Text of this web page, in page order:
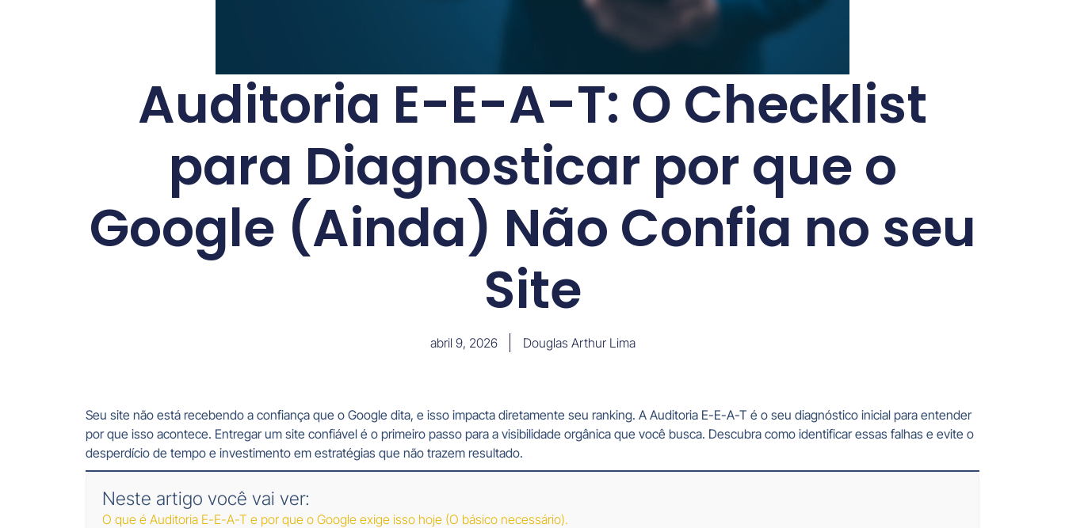
Auditoria E-E-A-T: O Checklist
para Diagnosticar por que o
Google (Ainda) Não Confia no seu
Site
abril 9, 2026 Douglas Arthur Lima
Seu site não está recebendo a confiança que o Google dita, e isso impacta diretamente seu ranking. A Auditoria E-E-A-T é o seu diagnóstico inicial para entender
por que isso acontece. Entregar um site confiável é o primeiro passo para a visibilidade orgânica que você busca. Descubra como identificar essas falhas e evite o
desperdício de tempo e investimento em estratégias que não trazem resultado.
Neste artigo você vai ver:
O que é Auditoria E-E-A-T e por que o Google exige isso hoje (O básico necessário).